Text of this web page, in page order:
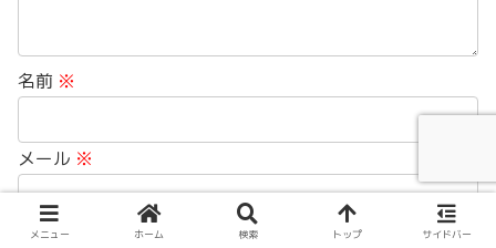
名前 ※
メール ※
サイト
メニュー ホーム 検索 トップ サイドバー